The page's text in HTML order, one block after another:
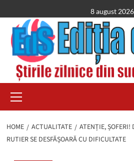
to
content
8 august 2026
Menu
HOME ACTUALITATE
ATENȚIE,
RUTIER SE DESFĂȘOARĂ CU DIFICULTATE